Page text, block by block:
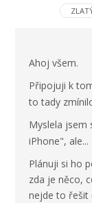
Ahoj všem.
Připojuji k
to tady
Myslela jsem
iPhone", ale...
Plánuji si ho
zda je něco,
nejde to řešit